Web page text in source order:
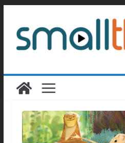
contenu